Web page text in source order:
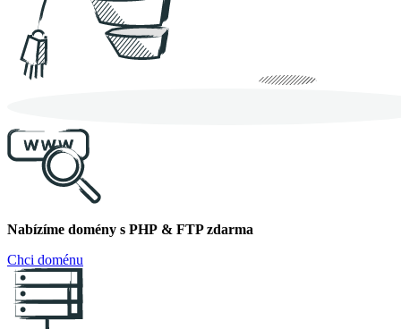
Nabízíme domény s PHP & FTP zdarma
Chci doménu